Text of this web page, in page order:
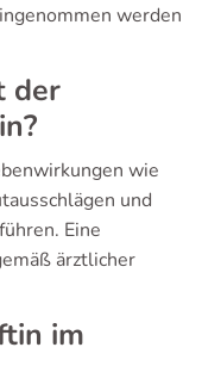
werden
der
wie
und
Eine
ärztlicher
im